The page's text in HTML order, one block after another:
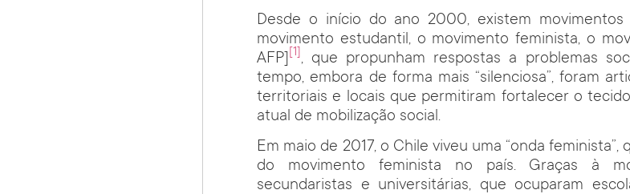
Desde o início do ano 2000, existem movimentos
movimento estudantil, o movimento feminista, o
AFP]
[1] , que propunham respostas a problemas
tempo, embora de forma mais “silenciosa”, foram
territoriais e locais que permitiram fortalecer o
atual de mobilização social.
Em maio de 2017, o Chile viveu uma “onda
do movimento feminista no país. Graças à
secundaristas e universitárias, que ocuparam